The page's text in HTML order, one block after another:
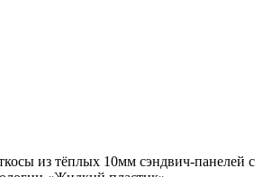
из тёплых 10мм сэндвич-панелей с